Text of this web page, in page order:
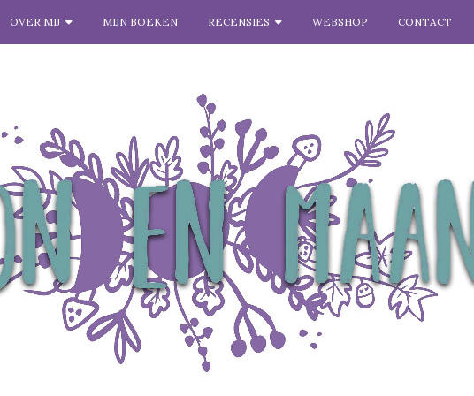
OVER MIJ MIJN BOEKEN RECENSIES WEBSHOP CONTACT